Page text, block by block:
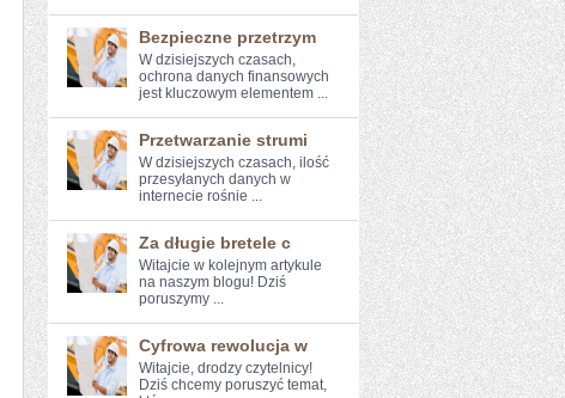
Bezpieczne przetrzym
W ⁣dzisiejszych czasach,
ochrona ‍danych finansowych‌
jest kluczowym elementem ...
Przetwarzanie strumi
W ​dzisiejszych czasach,⁣ ilość
przesyłanych danych w
internecie rośnie ...
Za długie bretele c
Witajcie w kolejnym artykule ​
na naszym blogu! Dziś
‌poruszymy ...
Cyfrowa rewolucja w
Witajcie, drodzy czytelnicy!
Dziś chcemy poruszyć temat,